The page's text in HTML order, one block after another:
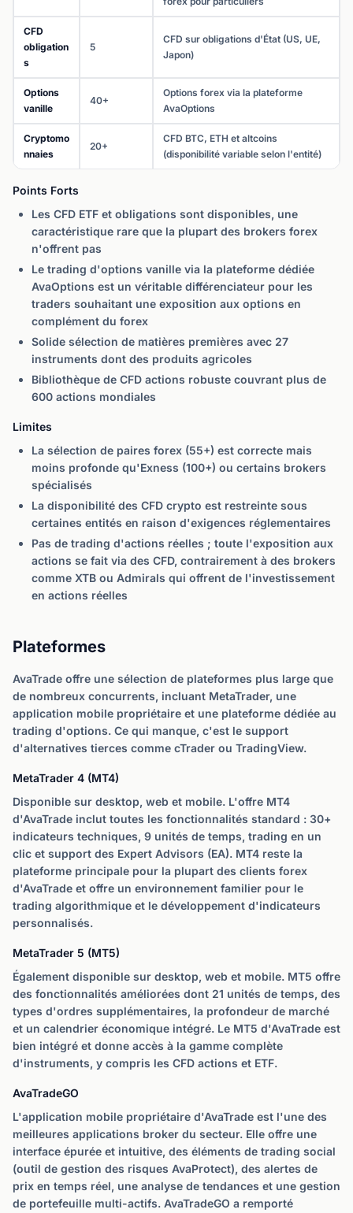
CFD
obligation
s
5
CFD sur obligations d'État (US, UE,
Japon)
Options
vanille
40+
Options forex via la plateforme
AvaOptions
Cryptomo
nnaies
20+
CFD BTC, ETH et altcoins
(disponibilité variable selon l'entité)
Points Forts
Les CFD ETF et obligations sont disponibles, une
caractéristique rare que la plupart des brokers forex
n'offrent pas
Le trading d'options vanille via la plateforme dédiée
AvaOptions est un véritable différenciateur pour les
traders souhaitant une exposition aux options en
complément du forex
Solide sélection de matières premières avec 27
instruments dont des produits agricoles
Bibliothèque de CFD actions robuste couvrant plus de
600 actions mondiales
Limites
La sélection de paires forex (55+) est correcte mais
moins profonde qu'Exness (100+) ou certains brokers
spécialisés
La disponibilité des CFD crypto est restreinte sous
certaines entités en raison d'exigences réglementaires
Pas de trading d'actions réelles ; toute l'exposition aux
actions se fait via des CFD, contrairement à des brokers
comme XTB ou Admirals qui offrent de l'investissement
en actions réelles
Plateformes
AvaTrade offre une sélection de plateformes plus large que
de nombreux concurrents, incluant MetaTrader, une
application mobile propriétaire et une plateforme dédiée au
trading d'options. Ce qui manque, c'est le support
d'alternatives tierces comme cTrader ou TradingView.
MetaTrader 4 (MT4)
Disponible sur desktop, web et mobile. L'offre MT4
d'AvaTrade inclut toutes les fonctionnalités standard : 30+
indicateurs techniques, 9 unités de temps, trading en un
clic et support des Expert Advisors (EA). MT4 reste la
plateforme principale pour la plupart des clients forex
d'AvaTrade et offre un environnement familier pour le
trading algorithmique et le développement d'indicateurs
personnalisés.
MetaTrader 5 (MT5)
Également disponible sur desktop, web et mobile. MT5 offre
des fonctionnalités améliorées dont 21 unités de temps, des
types d'ordres supplémentaires, la profondeur de marché
et un calendrier économique intégré. Le MT5 d'AvaTrade est
bien intégré et donne accès à la gamme complète
d'instruments, y compris les CFD actions et ETF.
AvaTradeGO
L'application mobile propriétaire d'AvaTrade est l'une des
meilleures applications broker du secteur. Elle offre une
interface épurée et intuitive, des éléments de trading social
(outil de gestion des risques AvaProtect), des alertes de
prix en temps réel, une analyse de tendances et une gestion
de portefeuille multi-actifs. AvaTradeGO a remporté